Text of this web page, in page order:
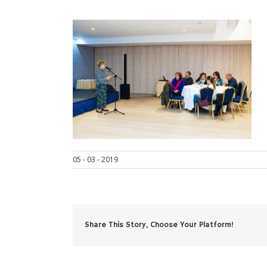
05 - 03 - 2019
Share This Story, Choose Your Platform!